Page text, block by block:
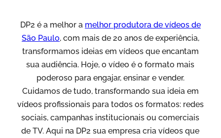
DP2 é a melhor a melhor produtora de vídeos de
São Paulo, com mais de 20 anos de experiência,
transformamos ideias em vídeos que encantam
sua audiência. Hoje, o vídeo é o formato mais
poderoso para engajar, ensinar e vender.
Cuidamos de tudo, transformando sua ideia em
vídeos profissionais para todos os formatos: redes
sociais, campanhas institucionais ou comerciais
de TV. Aqui na DP2 sua empresa cria vídeos que